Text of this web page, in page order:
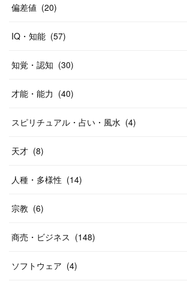
偏差値 (20)
IQ・知能 (57)
知覚・認知 (30)
才能・能力 (40)
スピリチュアル・占い・風水 (4)
天才 (8)
人種・多様性 (14)
宗教 (6)
商売・ビジネス (148)
ソフトウェア (4)